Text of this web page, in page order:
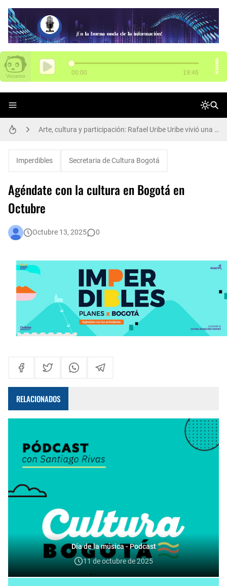
SENA tiene 3.000 vacantes para Funza
El poder del aprendizaje SENA brilla en Chile: 14 medallas en WorldSkills Américas
Arte, cultura y participación: Rafael Uribe Uribe vivió una gran jornada de Presupuestos Participativos
Bogotá corrió unida: 43 mil corredores convirtieron la Media Maratón en una fiesta del deporte y la salud
Imperdibles Secretaria de Cultura Bogotá
Agéndate con la cultura en Bogotá en
Octubre
Octubre 13, 2025 0
RELACIONADOS
Día de la música - Podcast
11 de octubre de 2025